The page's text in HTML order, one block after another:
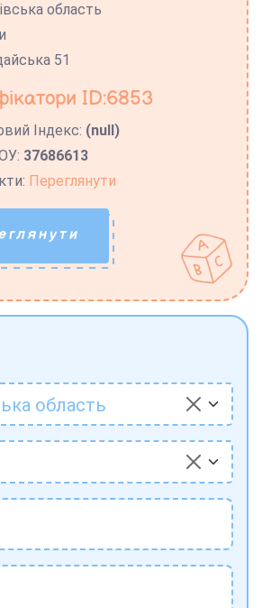
область
область
51
ID:6853
Індекс: (null)
37686613
Переглянути